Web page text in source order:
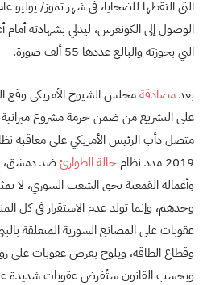
الوصول إلى الكونغرس، ليدلي بشهادته
التي بحوزته والبالغ عددها 55 ألف صورة.
بعدمصادقةمجلس الشيوخ الأمريكي وقع
على التشريع من ضمن حزمة مشروع ميزانية
متصل دأب الرئيس الأمريكي على معاقبة نظام
2019 مدد نظام
حالة الطوارئ ضد دمشق،
وأعماله القمعية بحق الشعب السوري، لا
وحدهم، وإنما تولد عدم الاستقرار في كل
عقوبات على المصانع السورية المتعلقة
وقطاع الطاقة، ويلوح بفرض عقوبات على
وبحسب القانون ستُفرض عقوبات شديدة